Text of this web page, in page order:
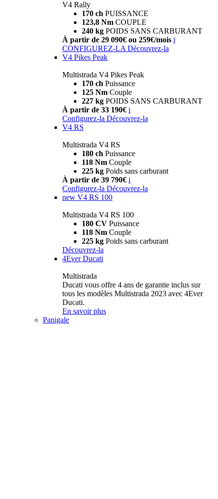
V4 Rally
170 ch PUISSANCE
123,8 Nm COUPLE
240 kg POIDS SANS CARBURANT
À partir de 29 090€ ou 259€/mois i
CONFIGUREZ-LA Découvrez-la
V4 Pikes Peak
Multistrada V4 Pikes Peak
170 ch Puissance
125 Nm Couple
227 kg POIDS SANS CARBURANT
À partir de 33 190€ i
Configurez-la Découvrez-la
V4 RS
Multistrada V4 RS
180 ch Puissance
118 Nm Couple
225 kg Poids sans carburant
À partir de 39 790€ i
Configurez-la Découvrez-la
new V4 RS 100
Multistrada V4 RS 100
180 CV Puissance
118 Nm Couple
225 kg Poids sans carburant
Découvrez-la
4Ever Ducati
Multistrada
Ducati vous offre 4 ans de garantie inclus sur
tous les modèles Multistrada 2023 avec 4Ever
Ducati.
En savoir plus
Panigale